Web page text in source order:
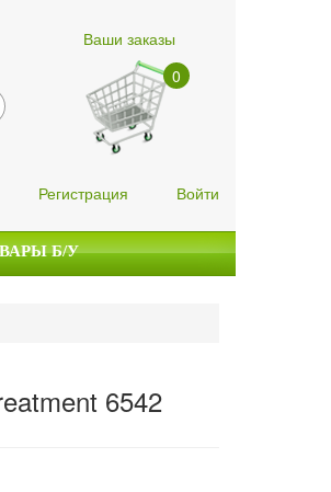
Ваши заказы
0
Регистрация Войти
Б/У
6542